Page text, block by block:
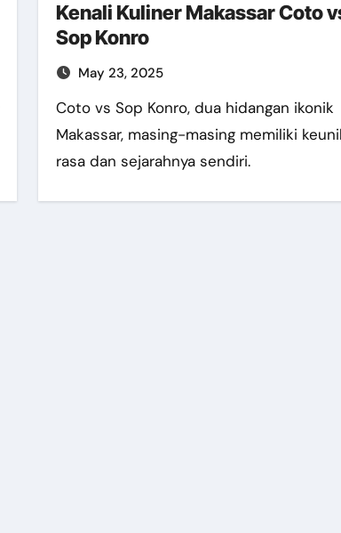
Kenali Kuliner Makassar Coto
Sop Konro
May 23, 2025
Coto vs Sop Konro, dua hidangan ikonik
Makassar, masing-masing memiliki
rasa dan sejarahnya sendiri.